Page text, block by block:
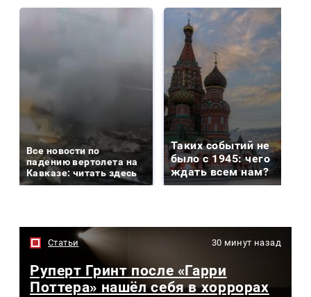
Все новости по
падению вертолета на
Кавказе: читать здесь
Таких событий не
было с 1945: чего
ждать всем нам?
Статьи 30 минут назад
Руперт Гринт после «Гарри
Поттера» нашёл себя в хоррорах